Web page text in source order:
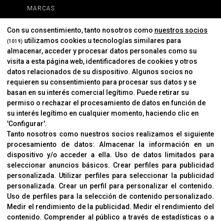
MARCAS
INFORMACIÓN
Contacto
Cambios Y Devoluciones
CORVER
Aviso Legal
Sobre Nosotros
Cookies
Política De Privacidad
OFICINAS
Con su consentimiento, tanto nosotros como nuestros socios
(1019) utilizamos cookies u tecnologías similares para
almacenar, acceder y procesar datos personales como su
visita a esta página web, identificadores de cookies y otros
datos relacionados de su dispositivo. Algunos socios no
requieren su consentimiento para procesar sus datos y se
basan en su interés comercial legítimo. Puede retirar su
permiso o rechazar el procesamiento de datos en función de
su interés legítimo en cualquier momento, haciendo clic en
'Configurar'.
Tanto nosotros como nuestros socios realizamos el siguiente
procesamiento de datos: Almacenar la información en un
dispositivo y/o acceder a ella. Uso de datos limitados para
seleccionar anuncios básicos. Crear perfiles para publicidad
personalizada. Utilizar perfiles para seleccionar la publicidad
personalizada. Crear un perfil para personalizar el contenido.
Uso de perfiles para la selección de contenido personalizado.
Medir el rendimiento de la publicidad . Medir el rendimiento del
contenido. Comprender al público a través de estadísticas o a